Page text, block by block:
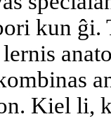
kun ĝi.
Kiel li,